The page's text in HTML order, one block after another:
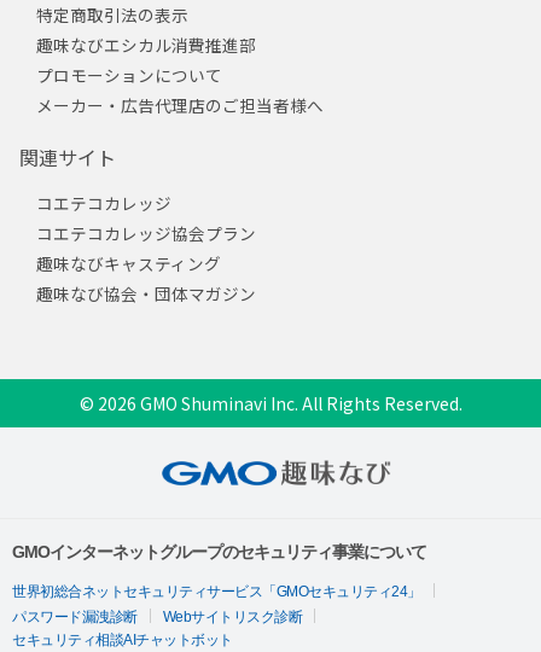
特定商取引法の表示
趣味なびエシカル消費推進部
プロモーションについて
メーカー・広告代理店のご担当者様へ
関連サイト
コエテコカレッジ
コエテコカレッジ協会プラン
趣味なびキャスティング
趣味なび協会・団体マガジン
© 2026 GMO Shuminavi Inc. All Rights Reserved.